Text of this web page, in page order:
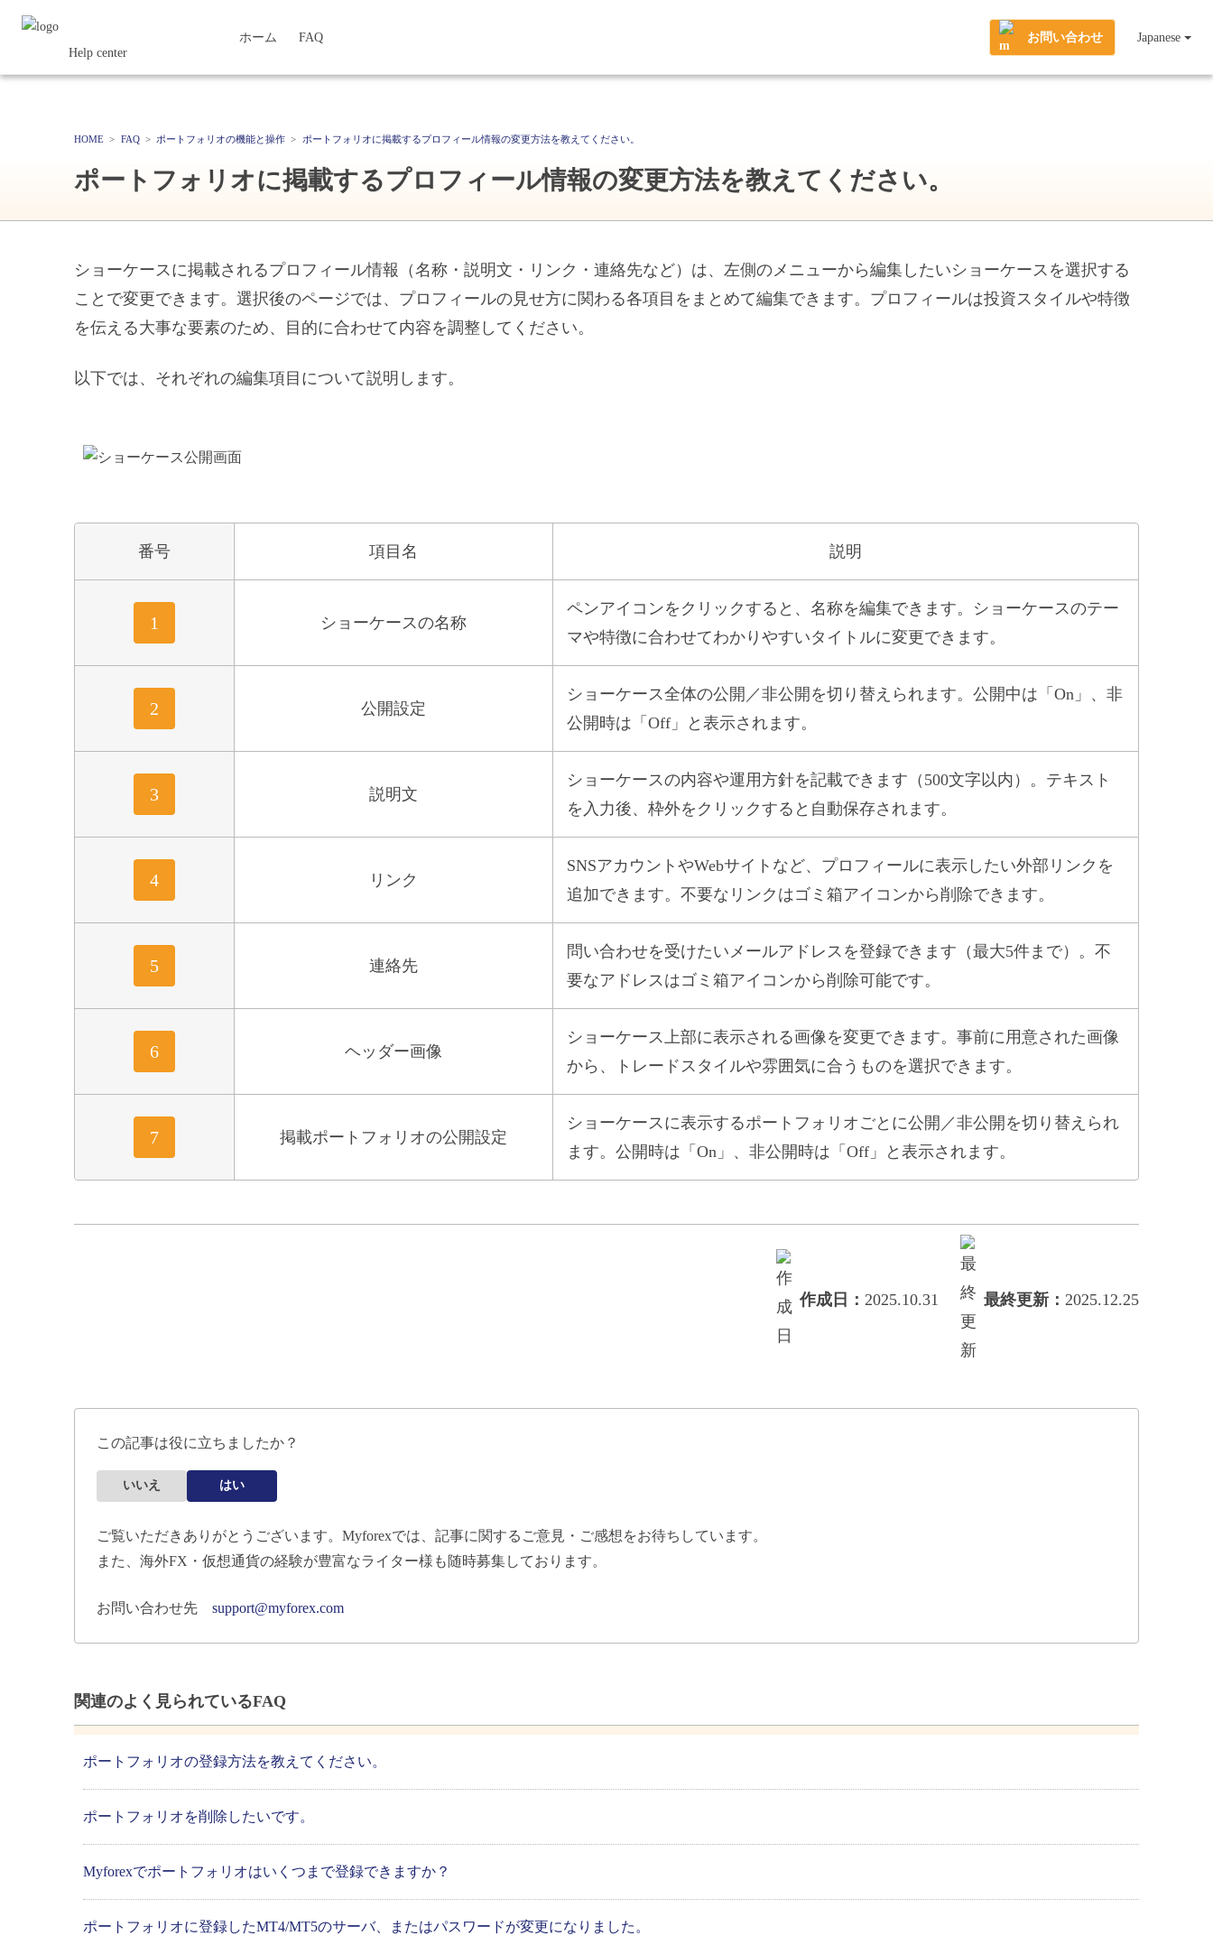
Help center
ホーム FAQ お問い合わせ Japanese
HOME FAQ ポートフォリオの機能と操作 ポートフォリオに掲載するプロフィール情報の変更方法を教えてください。
ポートフォリオに掲載するプロフィール情報の変更方法を教えてください。
ショーケースに掲載されるプロフィール情報（名称・説明文・リンク・連絡先など）は、左側のメニューから編集したいショーケースを選択する
ことで変更できます。選択後のページでは、プロフィールの見せ方に関わる各項目をまとめて編集できます。プロフィールは投資スタイルや特徴
を伝える大事な要素のため、目的に合わせて内容を調整してください。
以下では、それぞれの編集項目について説明します。
番号 項目名 説明
1 ショーケースの名称
ペンアイコンをクリックすると、名称を編集できます。ショーケースのテー
マや特徴に合わせてわかりやすいタイトルに変更できます。
2 公開設定
ショーケース全体の公開／非公開を切り替えられます。公開中は「On」、非
公開時は「Off」と表示されます。
3 説明文
ショーケースの内容や運用方針を記載できます（500文字以内）。テキスト
を入力後、枠外をクリックすると自動保存されます。
4 リンク
SNSアカウントやWebサイトなど、プロフィールに表示したい外部リンクを
追加できます。不要なリンクはゴミ箱アイコンから削除できます。
5 連絡先
問い合わせを受けたいメールアドレスを登録できます（最大5件まで）。不
要なアドレスはゴミ箱アイコンから削除可能です。
6 ヘッダー画像
ショーケース上部に表示される画像を変更できます。事前に用意された画像
から、トレードスタイルや雰囲気に合うものを選択できます。
7 掲載ポートフォリオの公開設定
ショーケースに表示するポートフォリオごとに公開／非公開を切り替えられ
ます。公開時は「On」、非公開時は「Off」と表示されます。
作成日 ： 2025.10.31 最終更新 ： 2025.12.25
この記事は役に立ちましたか？
いいえ はい
ご覧いただきありがとうございます。Myforexでは、記事に関するご意見・ご感想をお待ちしています。
また、海外FX・仮想通貨の経験が豊富なライター様も随時募集しております。
お問い合わせ先 support@myforex.com
関連のよく見られているFAQ
ポートフォリオの登録方法を教えてください。
ポートフォリオを削除したいです。
Myforexでポートフォリオはいくつまで登録できますか？
ポートフォリオに登録したMT4/MT5のサーバ、またはパスワードが変更になりました。